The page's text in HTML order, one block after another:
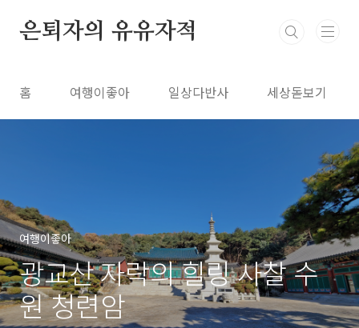
은퇴자의 유유자적
홈 여행이좋아 일상다반사 세상돋보기
여행이좋아
광교산 자락의 힐링 사찰 수
원 청련암